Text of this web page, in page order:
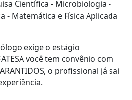
Científica - Microbiologia -
- Matemática e Física Aplicada
exige o estágio
você tem convênio com
o profissional já sai